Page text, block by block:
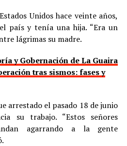
Unidos hace veinte años,
país y tenía una hija. “Era un
lágrimas su madre.
y Gobernación de La Guaira
tras sismos: fases y
arrestado el pasado 18 de junio
su trabajo. “Estos señores
agarrando a la gente